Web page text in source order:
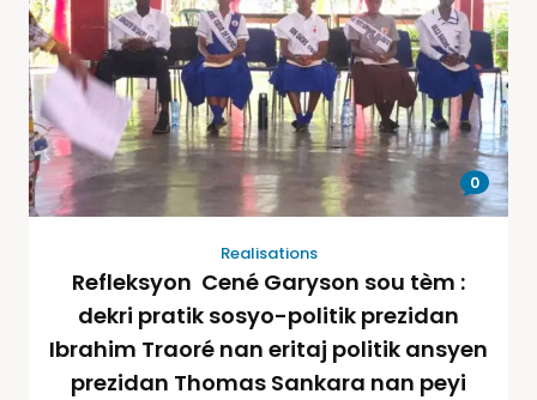
0
Realisations
Refleksyon Cené Garyson sou tèm :
dekri pratik sosyo-politik prezidan
Ibrahim Traoré nan eritaj politik ansyen
prezidan Thomas Sankara nan peyi